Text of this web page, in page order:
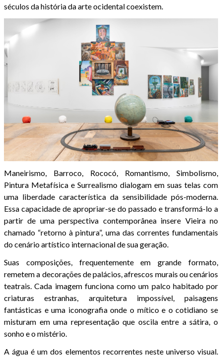
séculos da história da arte ocidental coexistem.
Maneirismo, Barroco, Rococó, Romantismo, Simbolismo,
Pintura Metafísica e Surrealismo dialogam em suas telas com
uma liberdade característica da sensibilidade pós-moderna.
Essa capacidade de apropriar-se do passado e transformá-lo a
partir de uma perspectiva contemporânea insere Vieira no
chamado “retorno à pintura”, uma das correntes fundamentais
do cenário artístico internacional de sua geração.
Suas composições, frequentemente em grande formato,
remetem a decorações de palácios, afrescos murais ou cenários
teatrais. Cada imagem funciona como um palco habitado por
criaturas estranhas, arquitetura impossível, paisagens
fantásticas e uma iconografia onde o mítico e o cotidiano se
misturam em uma representação que oscila entre a sátira, o
sonho e o mistério.
A água é um dos elementos recorrentes neste universo visual.